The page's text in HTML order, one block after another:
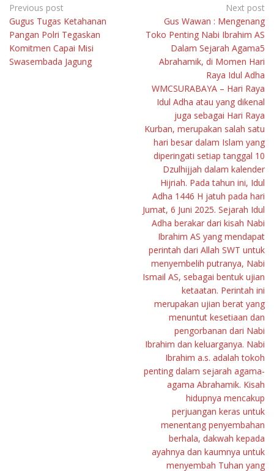
Navigasi
pos
Previous post
Gugus Tugas Ketahanan
Pangan Polri Tegaskan
Komitmen Capai Misi
Swasembada Jagung
Next post
Gus Wawan : Mengenang
Toko Penting Nabi Ibrahim AS
Dalam Sejarah Agama5
Abrahamik, di Momen Hari
Raya Idul Adha
WMCSURABAYA – Hari Raya
Idul Adha atau yang dikenal
juga sebagai Hari Raya
Kurban, merupakan salah satu
hari besar dalam Islam yang
diperingati setiap tanggal 10
Dzulhijjah dalam kalender
Hijriah. Pada tahun ini, Idul
Adha 1446 H jatuh pada hari
Jumat, 6 Juni 2025. Sejarah Idul
Adha berakar dari kisah Nabi
Ibrahim AS yang mendapat
perintah dari Allah SWT untuk
menyembelih putranya, Nabi
Ismail AS, sebagai bentuk ujian
ketaatan. Perintah ini
merupakan ujian berat yang
menuntut kesetiaan dan
pengorbanan dari Nabi
Ibrahim dan keluarganya. Nabi
Ibrahim a.s. adalah tokoh
penting dalam sejarah agama-
agama Abrahamik. Kisah
hidupnya mencakup
perjuangan keras untuk
menentang penyembahan
berhala, dakwah kepada
ayahnya dan kaumnya untuk
menyembah Tuhan yang